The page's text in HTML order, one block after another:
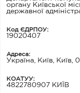
органу Київської
державної
Код ЄДРПОУ:
19020407
Адреса:
Україна, Київ, Київ,
КОАТУУ:
4822780907 КИЇВ